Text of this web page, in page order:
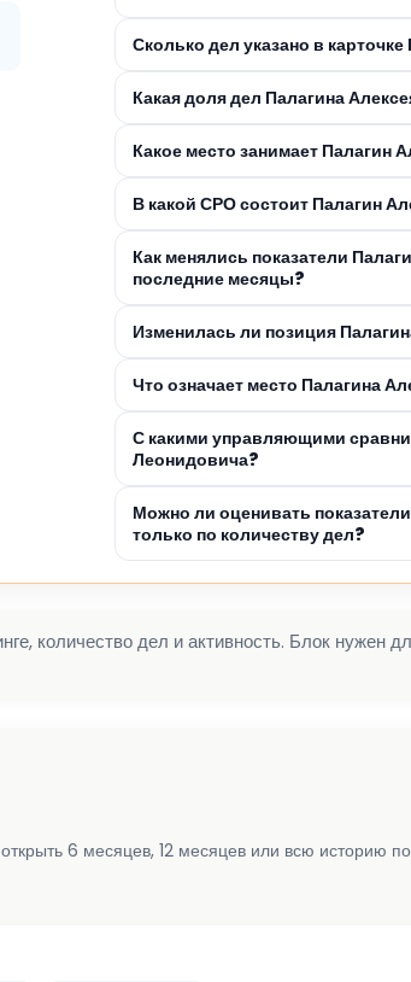
Сколько дел указано в
Какая доля дел Палагина
Какое место занимает Палагин
В какой СРО состоит Палагин
Как менялись показатели
последние месяцы?
Изменилась ли позиция
Что означает место Палагина
С какими управляющими
Леонидовича?
Можно ли оценивать
только по количеству дел?
количество дел и активность. Блок нужен
6 месяцев, 12 месяцев или всю историю